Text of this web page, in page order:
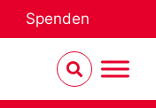
Spenden